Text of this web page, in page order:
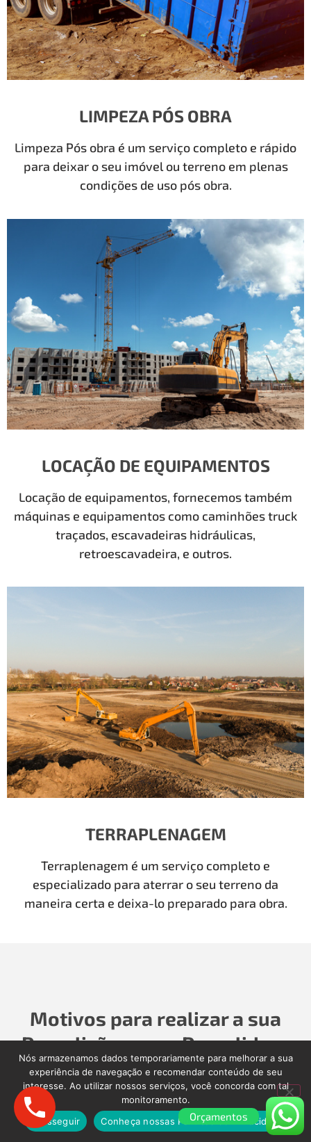
LIMPEZA PÓS OBRA
Limpeza Pós obra é um serviço completo e rápido
para deixar o seu imóvel ou terreno em plenas
condições de uso pós obra.
LOCAÇÃO DE EQUIPAMENTOS
Locação de equipamentos, fornecemos também
máquinas e equipamentos como caminhões truck
traçados, escavadeiras hidráulicas,
retroescavadeira, e outros.
TERRAPLENAGEM
Terraplenagem é um serviço completo e
especializado para aterrar o seu terreno da
maneira certa e deixa-lo preparado para obra.
Motivos para realizar a sua
Demolição com a Demolidora
como Antigamente
Para realizar a sua Demolição, Limpeza Pós-Obra,
Limpeza Pós-enchente, é importante contratar
Orçamentos
Nós armazenamos dados temporariamente para melhorar a sua
experiência de navegação e recomendar conteúdo de seu
interesse. Ao utilizar nossos serviços, você concorda com tal
monitoramento.
Prosseguir
Conheça nossas Políticas de Privacidade.